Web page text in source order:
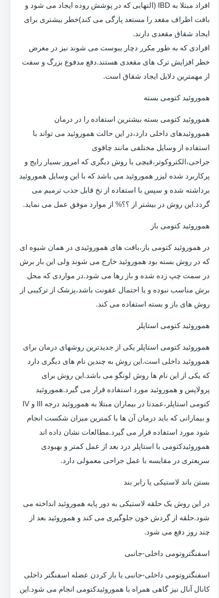
افراد مبتلا به IBD (التهابی که در پوشش روده ایجاد می شود و
بافت اطراف مقعد را مستعد پارگی می کند)خطر بیشتری برای
ایجاد شقاق مقعدی دارند.
افرادی که به طور مکرر دچار یبوست می شوند نیز در معرض
خطر افزایش ترک های مقعدی هستند.دفع مدفوع بزرگ و سفت
از مهمترین دلایل ایجاد شقاق است.
هموروئید کتومی بسته
هموروئید کتومی بسته بیشترین استفاده را در درمان
هموروئیدهای داخلی دارد،در این حالت هموروئید می تواند با
استفاده از وسایل مختلفی مانند چاقوی
جراحی،الکتروکوتر،قیچی یا روش دیگری که امروز بسیار رایج و
پرکاربرد شده لیزر هموروئید می باشد که با این وسایل هموروئید
برداشته شده و سپس با استفاده از نخ قابل جذب ترمیم می
گردد.این روش در بیشتر از ؟؟% از موارد موفق عمل می نماید.
هموروئید کتومی باز
در هموروئید کتومی باز،بافت های هموروئیدی در همان شیوه ای
که در روش بسته بود هموروئید خارج می شوند ولی این بار برش
در سمت چپ زده شده و باز رها می شود.در مواردی که محل
برش مناسب نبوده و یا احتمال عفونت باشد،پزشک از ترکیبی از
روش های باز و بسته استفاده می کند.
هموروئید کتومی استاپلر
هموروئید کتومی استاپلر یکی از جدیدترین روشهای درمان برای
هموروئید داخلی است.این روش به چندین نام های دیگری دارد
که یکی از این نام ها روش لونگو می باشد.این روش برای
پرولاپس و هموروئید مورد استفاده قرار می گیرد.هموروئید
کتومی استاپلر،عمدتا در بیماران مبتلا به هموروئید درجه III و IV
و بیمارانی که باید درمان آن ها با کمترین میزان شکست انجام
شود مورد استفاده قرار می گیرد.مطالعات نشان داده اند
هموروئیدکتومی با استاپلر درد بعد از عمل کمتر و بهبودی
سریعتری در مقایسه با عمل جراحی معمولی دارد.
بستن باند لاستیکی یا رابر بند
در این روش یک حلقه لاستیکی به دور پایه هموروئید انداخته می
شود.حلقه از گردش خون جلوگیری می کند و هموروئید بعد از
چند روز دفع می شود.
اسفنگتروتومی داخلی-جانبی
اسفنگتروتومی داخلی-جانبی یا باز کردن عضله اسفنگتر داخلی
کانال آنال نیز گاهی همراه با هموروئیدکتومی انجام می شود.این